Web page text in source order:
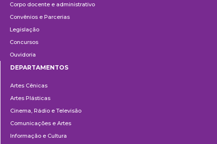
Corpo docente e administrativo
Convênios e Parcerias
Legislação
Concursos
Ouvidoria
DEPARTAMENTOS
Artes Cênicas
Artes Plásticas
Cinema, Rádio e Televisão
Comunicações e Artes
Informação e Cultura